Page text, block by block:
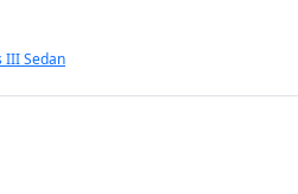
III Sedan